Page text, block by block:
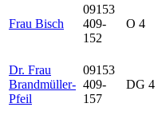
Frau Bisch
09153
409-
152
O 4
Dr. Frau
Brandmüller-
Pfeil
09153
409-
157
DG 4